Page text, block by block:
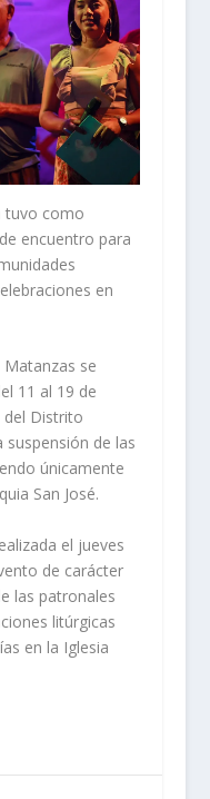
tuvo como
encuentro para
en
Matanzas se
11 al 19 de
del Distrito
suspensión de las
únicamente
San José.
el jueves
de carácter
las patronales
litúrgicas
en la Iglesia